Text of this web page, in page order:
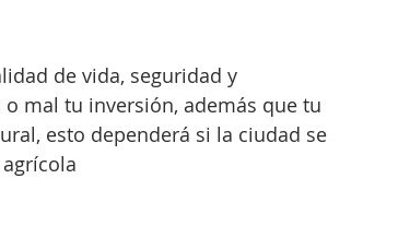
de vida, seguridad y
mal tu inversión, además que tu
esto dependerá si la ciudad se